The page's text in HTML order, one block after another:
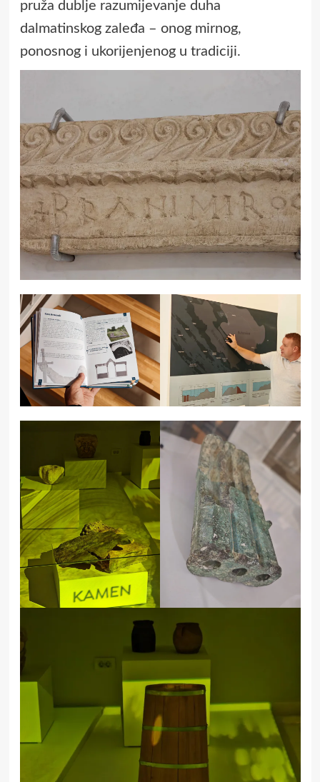
pruža dublje razumijevanje duha
dalmatinskog zaleđa – onog mirnog,
ponosnog i ukorijenjenog u tradiciji.